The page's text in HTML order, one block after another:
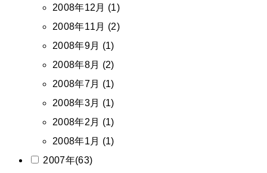
2008年12月 (1)
2008年11月 (2)
2008年9月 (1)
2008年8月 (2)
2008年7月 (1)
2008年3月 (1)
2008年2月 (1)
2008年1月 (1)
2007年(63)